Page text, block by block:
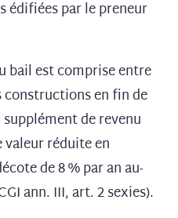
par le preneur
bail est comprise entre
constructions en fin de
de revenu
réduite en
de 8 % par an au-
ann. III, art. 2 sexies).